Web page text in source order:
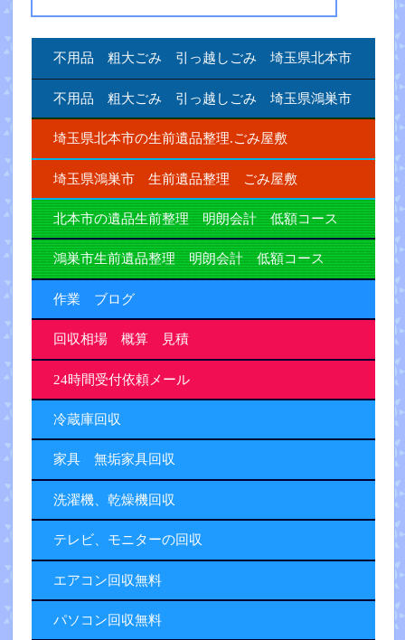
不用品 粗大ごみ 引っ越しごみ 埼玉県北本市
不用品 粗大ごみ 引っ越しごみ 埼玉県鴻巣市
埼玉県北本市の生前遺品整理.ごみ屋敷
埼玉県鴻巣市 生前遺品整理 ごみ屋敷
北本市の遺品生前整理 明朗会計 低額コース
鴻巣市生前遺品整理 明朗会計 低額コース
作業 ブログ
回収相場 概算 見積
24時間受付依頼メール
冷蔵庫回収
家具 無垢家具回収
洗濯機、乾燥機回収
テレビ、モニターの回収
エアコン回収無料
パソコン回収無料